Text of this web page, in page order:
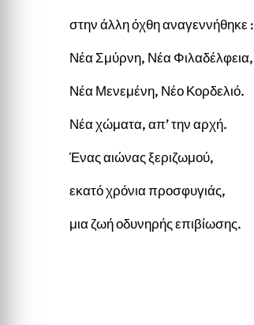
στην άλλη όχθη αναγεννήθηκε :
Νέα Σμύρνη, Νέα Φιλαδέλφεια,
Νέα Μενεμένη, Νέο Κορδελιό.
Νέα χώματα, απ’ την αρχή.
Ένας αιώνας ξεριζωμού,
εκατό χρόνια προσφυγιάς,
μια ζωή οδυνηρής επιβίωσης.